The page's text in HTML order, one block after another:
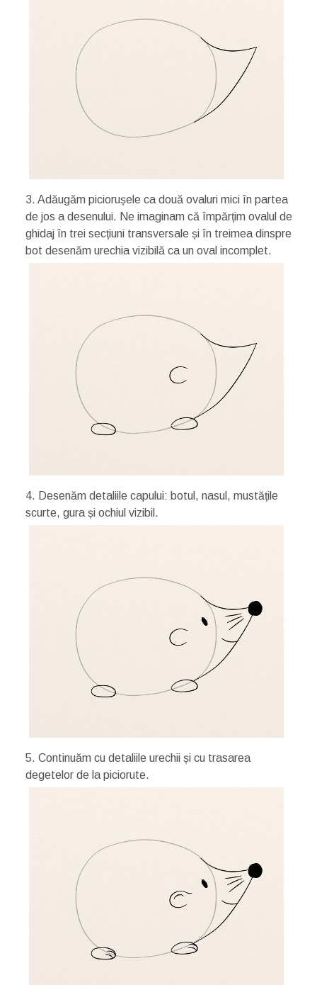
3. Adăugăm piciorușele ca două ovaluri mici în partea
de jos a desenului. Ne imaginam că împărțim ovalul de
ghidaj în trei secțiuni transversale și în treimea dinspre
bot desenăm urechia vizibilă ca un oval incomplet.
4. Desenăm detaliile capului: botul, nasul, mustățile
scurte, gura și ochiul vizibil.
5. Continuăm cu detaliile urechii și cu trasarea
degetelor de la piciorute.